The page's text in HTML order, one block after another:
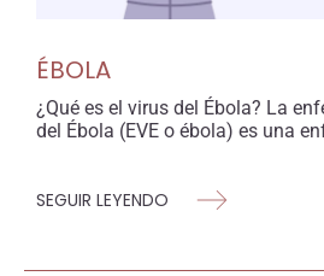
ÉBOLA
¿Qué es el virus del Ébola? La
del Ébola (EVE o ébola) es una
SEGUIR LEYENDO